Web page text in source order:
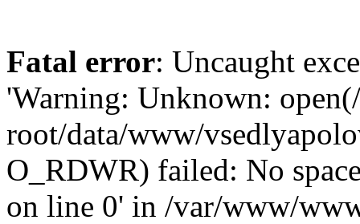
Fatal error: Uncaught
'Warning: Unknown:
root/data/www/
O_RDWR) failed: No
on line 0' in /var/www/